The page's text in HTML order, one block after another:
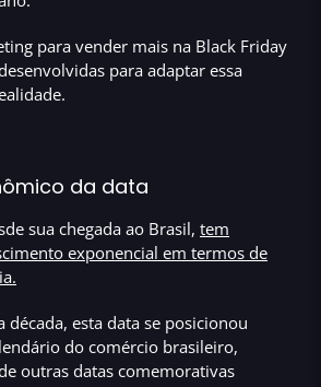
para vender mais na Black Friday
para adaptar essa
da data
sua chegada ao Brasil, tem
exponencial em termos de
.
década, esta data se posicionou
do comércio brasileiro,
outras datas comemorativas